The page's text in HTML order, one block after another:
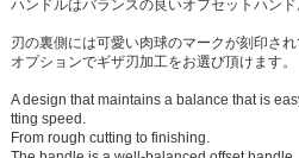
ハンドルはバランスの良いオフセットハンド
刃の裏側には可愛い肉球のマークが刻印され
オプションでギザ刃加工をお選び頂けます。
A design that maintains a balance that is
tting speed.
From rough cutting to finishing.